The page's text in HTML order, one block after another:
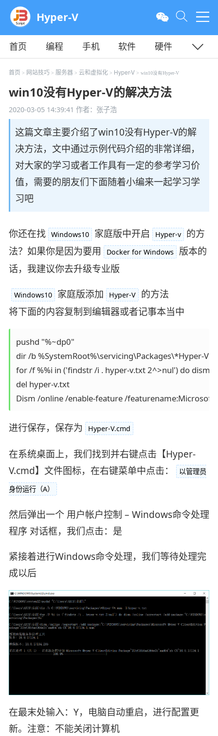
Hyper-V
首页 编程 手机 软件
硬件
教程
平面 服务器
首页 > 网站技巧 > 服务器> 云和虚拟化> Hyper-V > win10没有Hyper-V
win10没有Hyper-V的解决方法
2020-03-05 14:39:41 作者：张子浩
这篇文章主要介绍了win10没有Hyper-V的解
决方法，文中通过示例代码介绍的非常详细，
对大家的学习或者工作具有一定的参考学习价
值，需要的朋友们下面随着小编来一起学习学
习吧
你还在找 Windows10 家庭版中开启 Hyper-v
的方
法？如果你是因为要用
Docker for Windows
版本的
话，我建议你去升级专业版
Windows10 家庭版添加 Hyper-V
的方法
将下面的内容复制到编辑器或者记事本当中
pushd "%~dp0"
dir /b %SystemRoot%\servicing\Packages\*Hyper-
for /f %%i in ('findstr /i . hyper-v.txt 2^>nul') do dism
del hyper-v.txt
Dism /online /enable-feature /
进行保存，保存为 Hyper-V.cmd
在系统桌面上，我们找到并右键点击【Hyper-
V.cmd】文件图标，在右键菜单中点击：
以管理员
身份运行（A）
然后弹出一个 用户帐户控制 – Windows命令处理
程序 对话框，我们点击：是
紧接着进行Windows命令处理，我们等待处理完
成以后
在最末处输入：Y，电脑自动重启，进行配置更
新。注意：不能关闭计算机